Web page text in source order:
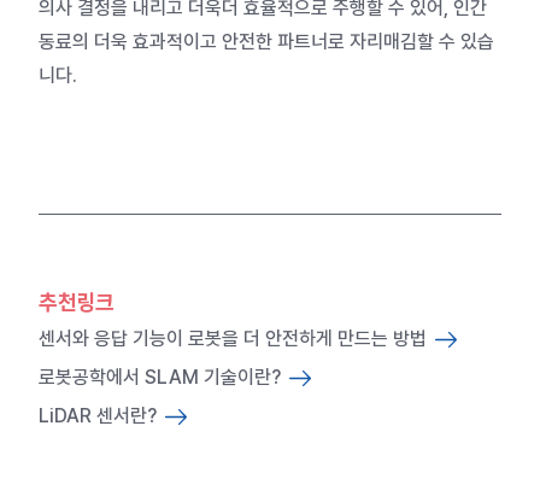
의사 결정을 내리고 더욱더 효율적으로 주행할 수 있어, 인간
동료의 더욱 효과적이고 안전한 파트너로 자리매김할 수 있습
니다.
추천링크
센서와 응답 기능이 로봇을 더 안전하게 만드는 방법
로봇공학에서 SLAM 기술이란?
LiDAR 센서란?